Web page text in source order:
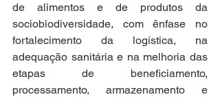
de alimentos e de produtos da
sociobiodiversidade, com ênfase no
fortalecimento da logística, na
adequação sanitária e na melhoria das
etapas de beneficiamento,
processamento, armazenamento e